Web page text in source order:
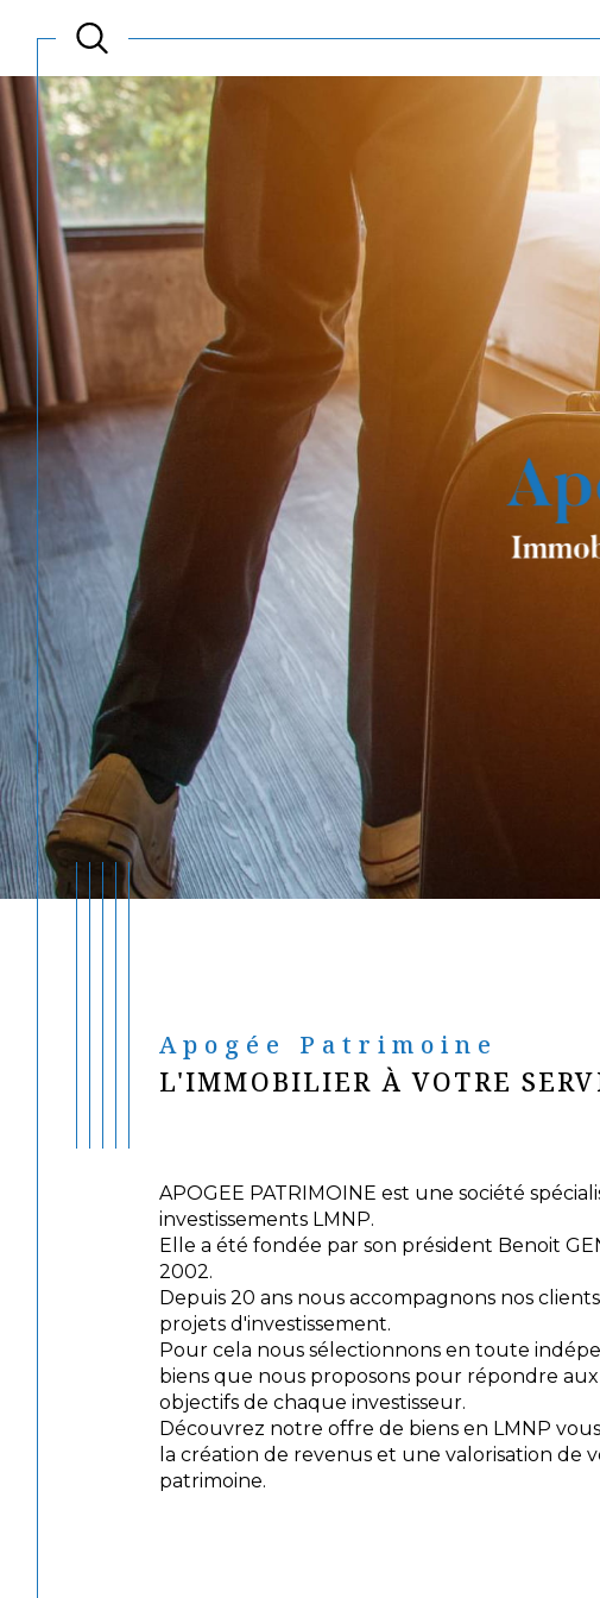
de l'ancien
Estimer
Apogée Patrimoine
L'IMMOBILIER À VOTRE
APOGEE PATRIMOINE est une société
investissements LMNP.
Elle a été fondée par son président Benoit
2002.
Depuis 20 ans nous accompagnons nos
projets d'investissement.
Pour cela nous sélectionnons en toute
biens que nous proposons pour répondre aux
objectifs de chaque investisseur.
Découvrez notre offre de biens en LMNP
la création de revenus et une valorisation de
patrimoine.